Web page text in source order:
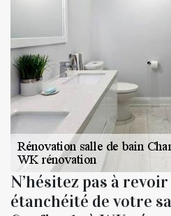
N’hésitez pas à
étanchéité de votre